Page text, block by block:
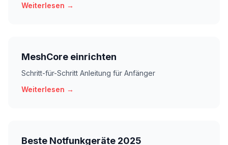
Weiterlesen →
MeshCore einrichten
Schritt-für-Schritt Anleitung für Anfänger
Weiterlesen →
Beste Notfunkgeräte 2025